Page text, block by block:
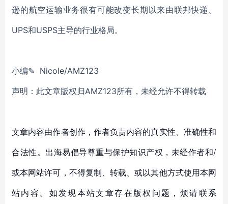
逊的航空运输业务很有可能改变长期以来由联邦快递、
UPS和USPS主导的行业格局。
小编✎ Nicole/AMZ123
声明：此文章版权归AMZ123所有，未经允许不得转载
文章内容由作者创作，作者负责内容的真实性、准确性和
合法性。出海易倡导尊重与保护知识产权，未经作者和/
或本网站许可，不得复制、转载、或以其他方式使用本网
站内容。如发现本站文章存在版权问题，烦请联系